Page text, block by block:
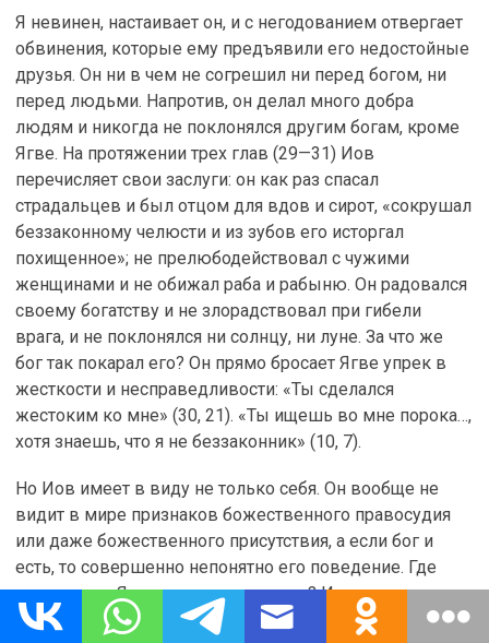
Я невинен, настаивает он, и с негодованием отвергает
обвинения, которые ему предъявили его недостойные
друзья. Он ни в чем не согрешил ни перед богом, ни
перед людьми. Напротив, он делал много добра
людям и никогда не поклонялся другим богам, кроме
Ягве. На протяжении трех глав (29—31) Иов
перечисляет свои заслуги: он как раз спасал
страдальцев и был отцом для вдов и сирот, «сокрушал
беззаконному челюсти и из зубов его исторгал
похищенное»; не прелюбодействовал с чужими
женщинами и не обижал раба и рабыню. Он радовался
своему богатству и не злорадствовал при гибели
врага, и не поклонялся ни солнцу, ни луне. За что же
бог так покарал его? Он прямо бросает Ягве упрек в
жесткости и несправедливости: «Ты сделался
жестоким ко мне» (30, 21). «Ты ищешь во мне порока…,
хотя знаешь, что я не беззаконник» (10, 7).
Но Иов имеет в виду не только себя. Он вообще не
видит в мире признаков божественного правосудия
или даже божественного присутствия, а если бог и
есть, то совершенно непонятно его поведение. Где
правосудие Ягве и где его милости? Иов по пунктам
разбивает аргументацию своих противников. Он